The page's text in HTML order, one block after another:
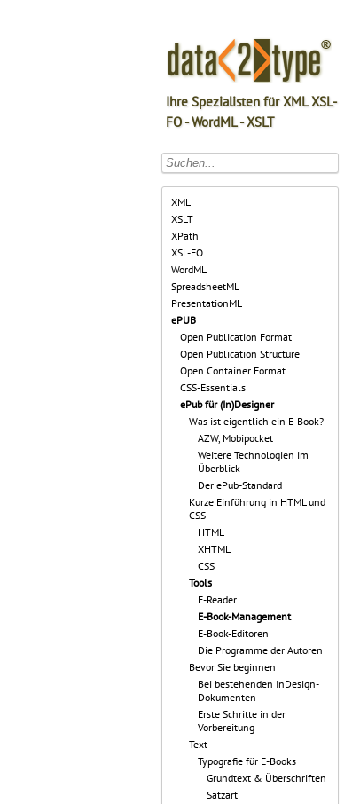
Ihre Spezialisten für XML XSL-
FO - WordML - XSLT
XML
XSLT
XPath
XSL-FO
WordML
SpreadsheetML
PresentationML
ePUB
Open Publication Format
Open Publication Structure
Open Container Format
CSS-Essentials
ePub für (In)Designer
Was ist eigentlich ein E-Book?
AZW, Mobipocket
Weitere Technologien im
Überblick
Der ePub-Standard
Kurze Einführung in HTML und
CSS
HTML
XHTML
CSS
Tools
E-Reader
E-Book-Management
E-Book-Editoren
Die Programme der Autoren
Bevor Sie beginnen
Bei bestehenden InDesign-
Dokumenten
Erste Schritte in der
Vorbereitung
Text
Typografie für E-Books
Grundtext & Überschriften
Satzart